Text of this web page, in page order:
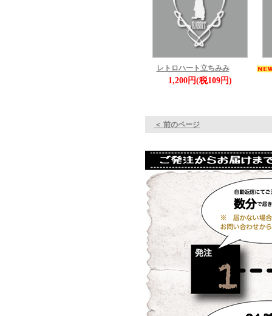
レトロハート立ちみみ
1,200円(税109円)
＜ 前のページ